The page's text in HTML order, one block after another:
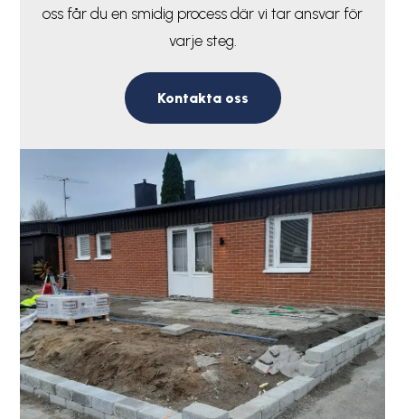
oss får du en smidig process där vi tar ansvar för
varje steg.
Kontakta oss